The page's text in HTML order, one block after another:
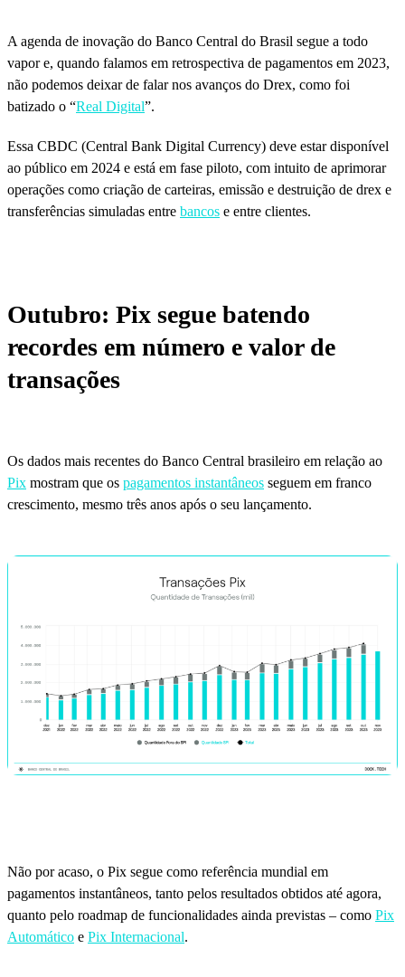
A agenda de inovação do Banco Central do Brasil segue a todo
vapor e, quando falamos em retrospectiva de pagamentos em 2023,
não podemos deixar de falar nos avanços do Drex, como foi
batizado o “Real Digital”.
Essa CBDC (Central Bank Digital Currency) deve estar disponível
ao público em 2024 e está em fase piloto, com intuito de aprimorar
operações como criação de carteiras, emissão e destruição de drex e
transferências simuladas entre bancos e entre clientes.
Outubro: Pix segue batendo
recordes em número e valor de
transações
Os dados mais recentes do Banco Central brasileiro em relação ao
Pix mostram que os pagamentos instantâneos seguem em franco
crescimento, mesmo três anos após o seu lançamento.
Não por acaso, o Pix segue como referência mundial em
pagamentos instantâneos, tanto pelos resultados obtidos até agora,
quanto pelo roadmap de funcionalidades ainda previstas – como Pix
Automático e Pix Internacional.